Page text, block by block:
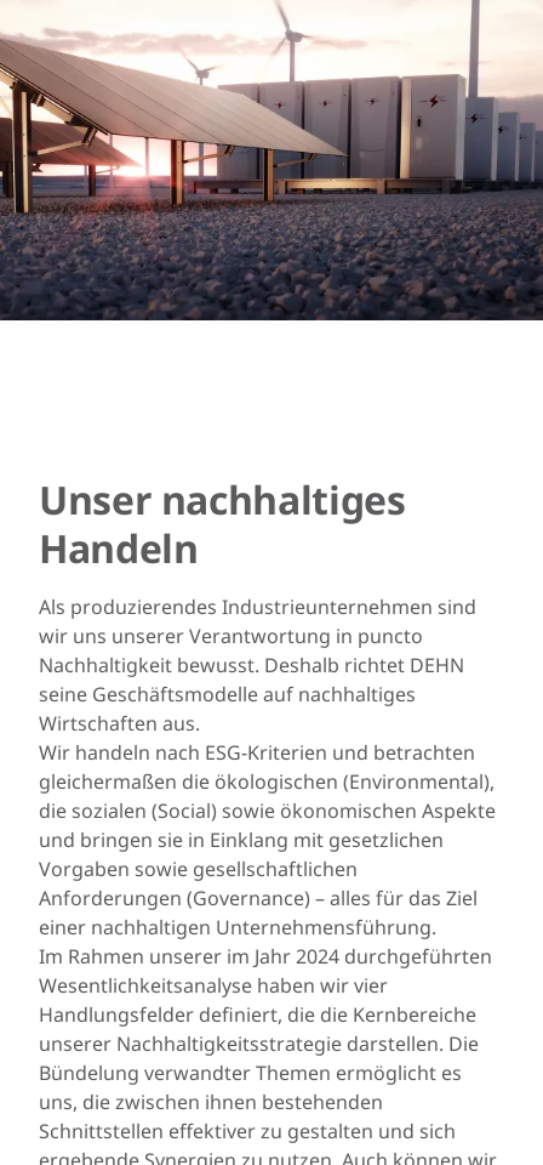
Unser nachhaltiges
Handeln
Als produzierendes Industrieunternehmen sind
wir uns unserer Verantwortung in puncto
Nachhaltigkeit bewusst. Deshalb richtet DEHN
seine Geschäftsmodelle auf nachhaltiges
Wirtschaften aus.
Wir handeln nach ESG-Kriterien und betrachten
gleichermaßen die ökologischen (Environmental),
die sozialen (Social) sowie ökonomischen Aspekte
und bringen sie in Einklang mit gesetzlichen
Vorgaben sowie gesellschaftlichen
Anforderungen (Governance) – alles für das Ziel
einer nachhaltigen Unternehmensführung.
Im Rahmen unserer im Jahr 2024 durchgeführten
Wesentlichkeitsanalyse haben wir vier
Handlungsfelder definiert, die die Kernbereiche
unserer Nachhaltigkeitsstrategie darstellen. Die
Bündelung verwandter Themen ermöglicht es
uns, die zwischen ihnen bestehenden
Schnittstellen effektiver zu gestalten und sich